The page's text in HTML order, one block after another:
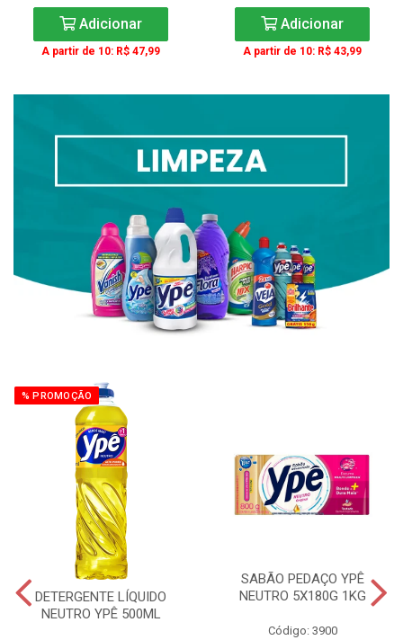
Adicionar
A partir de 10: R$ 47,99
Adicionar
A partir de 10: R$ 43,99
% PROMOÇÃO
DETERGENTE LÍQUIDO
NEUTRO YPÊ 500ML
SABÃO PEDAÇO YPÊ
NEUTRO 5X180G 1KG
Código: 3900